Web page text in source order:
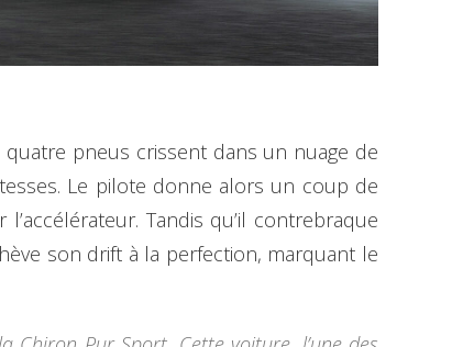
pneus crissent dans un nuage de
Le pilote donne alors un coup de
Tandis qu’il contrebraque
son drift à la perfection, marquant le